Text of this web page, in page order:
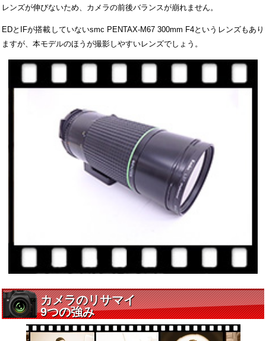
レンズが伸びないため、カメラの前後バランスが崩れません。
EDとIFが搭載していないsmc PENTAX-M67 300mm F4というレンズもあり
ますが、本モデルのほうが撮影しやすいレンズでしょう。